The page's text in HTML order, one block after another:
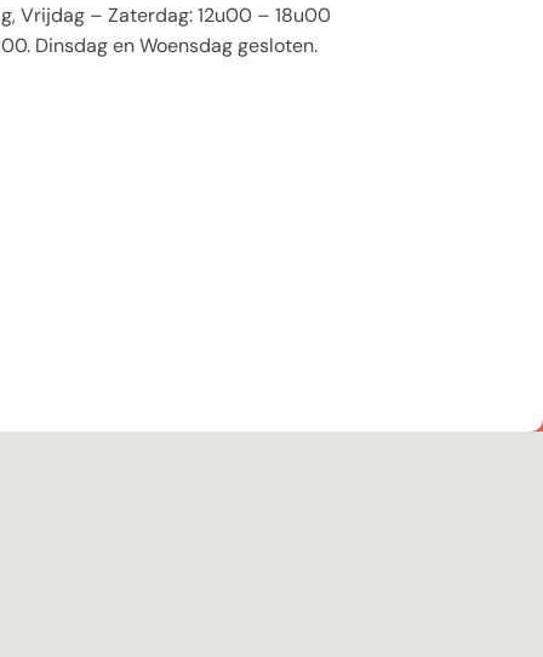
Vrijdag – Zaterdag: 12u00 – 18u00
Dinsdag en Woensdag gesloten.